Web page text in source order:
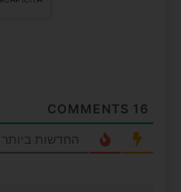
16
החדשות ביותר